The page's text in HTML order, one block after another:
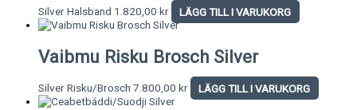
Silver Halsband 1.820,00 kr LÄGG TILL I VARUKORG
Vaibmu Risku Brosch Silver
Silver Risku/Brosch 7.800,00 kr LÄGG TILL I VARUKORG